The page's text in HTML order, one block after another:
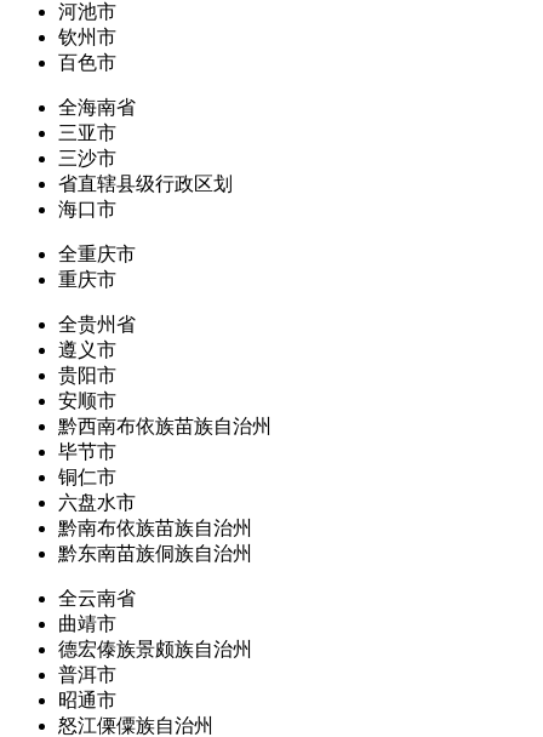
河池市
钦州市
百色市
全海南省
三亚市
三沙市
省直辖县级行政区划
海口市
全重庆市
重庆市
全贵州省
遵义市
贵阳市
安顺市
黔西南布依族苗族自治州
毕节市
铜仁市
六盘水市
黔南布依族苗族自治州
黔东南苗族侗族自治州
全云南省
曲靖市
德宏傣族景颇族自治州
普洱市
昭通市
怒江傈僳族自治州